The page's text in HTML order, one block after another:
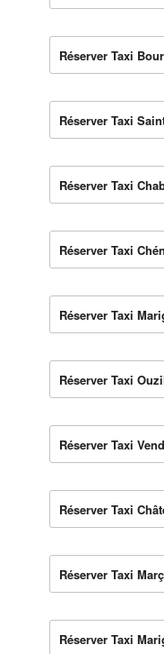
Réserver Taxi
Réserver Taxi
Réserver Taxi
Réserver Taxi
Réserver Taxi
Réserver Taxi
Réserver Taxi
Réserver Taxi
Réserver Taxi
Réserver Taxi